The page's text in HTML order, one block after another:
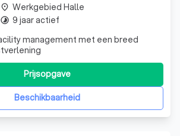
management met een breed
Beschikbaarheid
Prijsopgave
place Werkgebied Halle
timelapse 9 jaar actief